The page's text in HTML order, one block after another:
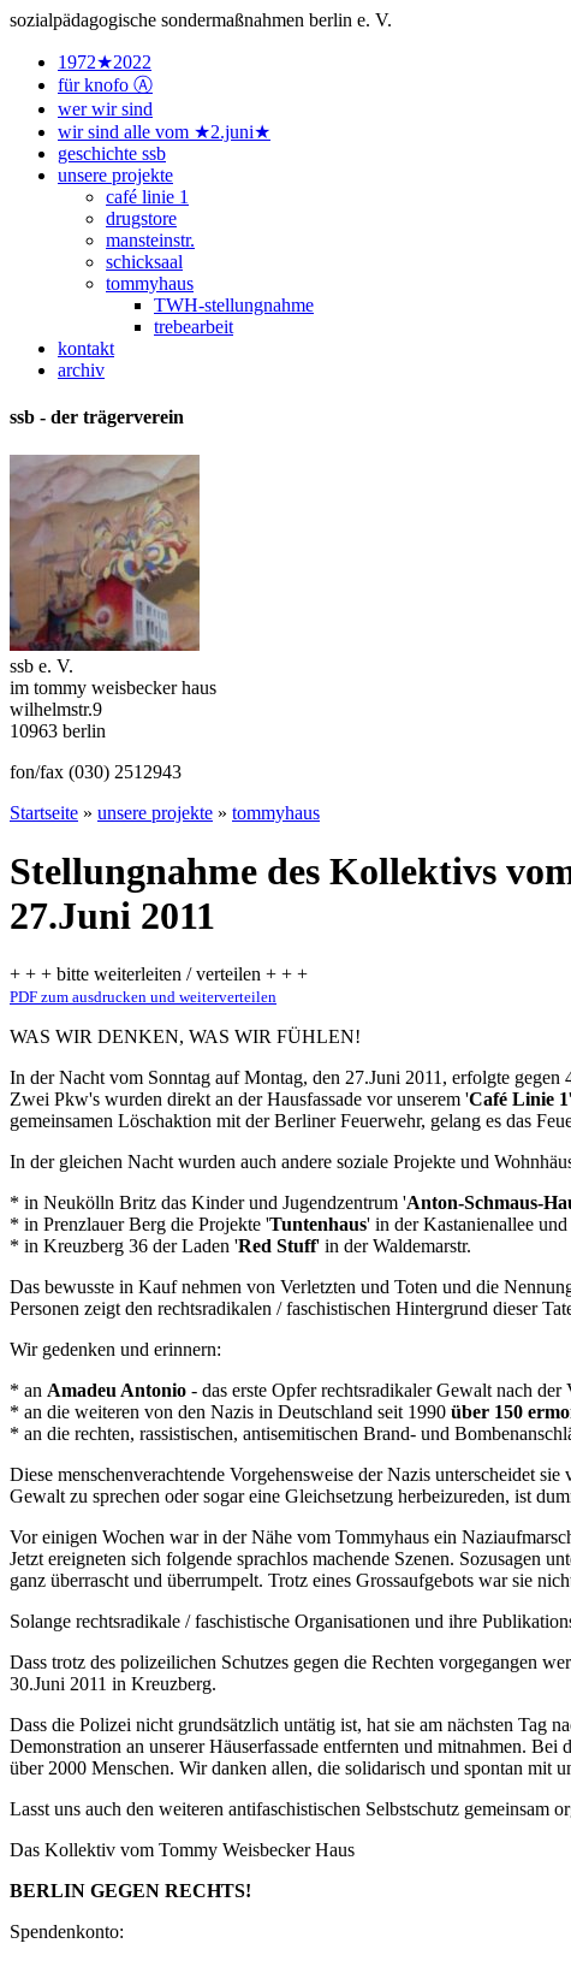
sozialpädagogische sondermaßnahmen berlin e. V.
1972★2022
für knofo Ⓐ
wer wir sind
wir sind alle vom ★2.juni★
geschichte ssb
unsere projekte
café linie 1
drugstore
mansteinstr.
schicksaal
tommyhaus
TWH-stellungnahme
trebearbeit
kontakt
archiv
ssb - der trägerverein
ssb e. V.
im tommy weisbecker haus
wilhelmstr.9
10963 berlin
fon/fax (030) 2512943
Startseite » unsere projekte » tommyhaus
Stellungnahme des Kollektivs
27.Juni 2011
+ + + bitte weiterleiten / verteilen + + +
PDF zum ausdrucken und weiterverteilen
WAS WIR DENKEN, WAS WIR FÜHLEN!
In der Nacht vom Sonntag auf Montag, den 27.Juni 2011, erfolgte
Zwei Pkw's wurden direkt an der Hausfassade vor unserem 'Café Linie 1
gemeinsamen Löschaktion mit der Berliner Feuerwehr, gelang es das
In der gleichen Nacht wurden auch andere soziale Projekte und
* in Neukölln Britz das Kinder und Jugendzentrum 'Anton-Schmaus-
* in Prenzlauer Berg die Projekte 'Tuntenhaus' in der Kastanienallee und
* in Kreuzberg 36 der Laden 'Red Stuff' in der Waldemarstr.
Das bewusste in Kauf nehmen von Verletzten und Toten und die
Personen zeigt den rechtsradikalen / faschistischen Hintergrund dieser
Wir gedenken und erinnern:
* an Amadeu Antonio - das erste Opfer rechtsradikaler Gewalt nach
* an die weiteren von den Nazis in Deutschland seit 1990 über 150
* an die rechten, rassistischen, antisemitischen Brand- und
Diese menschenverachtende Vorgehensweise der Nazis unterscheidet
Gewalt zu sprechen oder sogar eine Gleichsetzung herbeizureden, ist
Vor einigen Wochen war in der Nähe vom Tommyhaus ein
Jetzt ereigneten sich folgende sprachlos machende Szenen. Sozusagen
ganz überrascht und überrumpelt. Trotz eines Grossaufgebots war sie
Solange rechtsradikale / faschistische Organisationen und ihre
Dass trotz des polizeilichen Schutzes gegen die Rechten vorgegangen
30.Juni 2011 in Kreuzberg.
Dass die Polizei nicht grundsätzlich untätig ist, hat sie am nächsten Tag
Demonstration an unserer Häuserfassade entfernten und mitnahmen.
über 2000 Menschen. Wir danken allen, die solidarisch und spontan mit
Lasst uns auch den weiteren antifaschistischen Selbstschutz gemeinsam
Das Kollektiv vom Tommy Weisbecker Haus
BERLIN GEGEN RECHTS!
Spendenkonto: